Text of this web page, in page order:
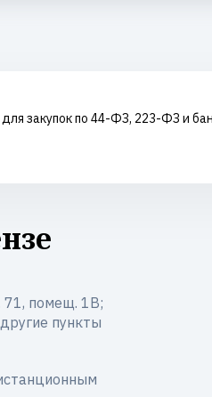
закупок по 44-ФЗ, 223-ФЗ и
71, помещ. 1В;
пункты